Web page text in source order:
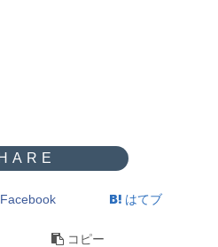
Facebook はてブ
コピー